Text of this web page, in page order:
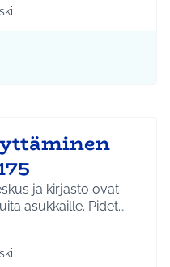
Kehittämisverkosto -
ja kirjasto ovat
asukkaille. Pidet…
Kehittämisverkosto -